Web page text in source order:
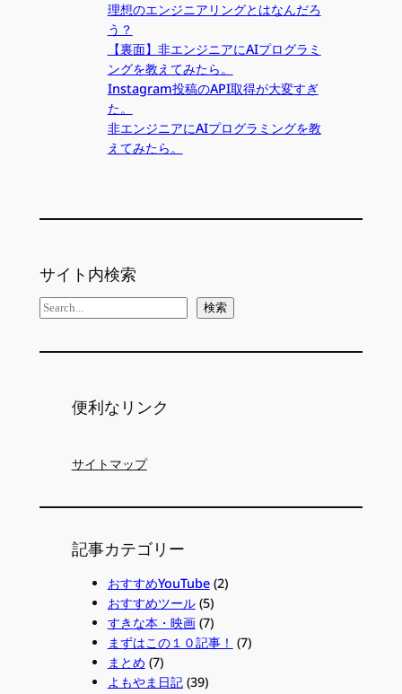
理想のエンジニアリングとはなんだろ
う？
【裏面】非エンジニアにAIプログラミ
ングを教えてみたら。
Instagram投稿のAPI取得が大変すぎ
た。
非エンジニアにAIプログラミングを教
えてみたら。
サイト内検索
検
検索
便利なリンク
サイトマップ
記事カテゴリー
おすすめYouTube(2)
おすすめツール(5)
すきな本・映画(7)
まずはこの１０記事！ (7)
まとめ (7)
よもやま日記(39)